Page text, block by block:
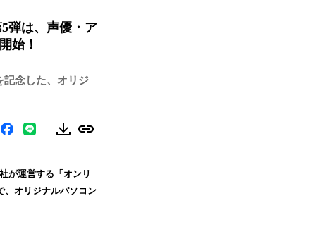
弾は、声優・ア
始！
記念した、オリジ
が運営する「オンリ
、オリジナルパソコン